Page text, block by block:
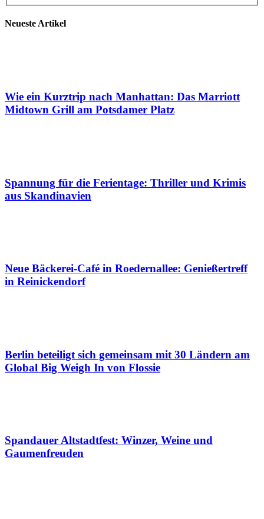
Neueste Artikel
Wie ein Kurztrip nach Manhattan: Das Marriott
Midtown Grill am Potsdamer Platz
Spannung für die Ferientage: Thriller und Krimis
aus Skandinavien
Neue Bäckerei-Café in Roedernallee: Genießertreff
in Reinickendorf
Berlin beteiligt sich gemeinsam mit 30 Ländern am
Global Big Weigh In von Flossie
Spandauer Altstadtfest: Winzer, Weine und
Gaumenfreuden